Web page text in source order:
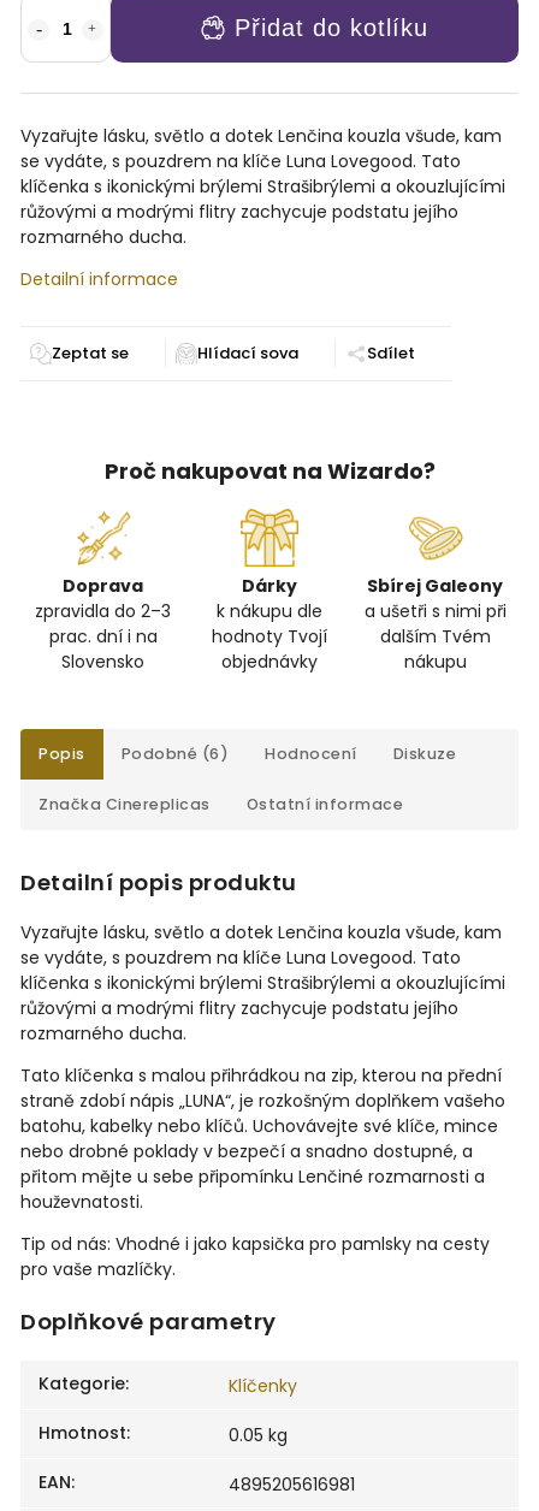
Přidat do kotlíku
Vyzařujte lásku, světlo a dotek Lenčina kouzla všude, kam
se vydáte, s pouzdrem na klíče Luna Lovegood. Tato
klíčenka s ikonickými brýlemi Strašibrýlemi a okouzlujícími
růžovými a modrými flitry zachycuje podstatu jejího
rozmarného ducha.
Detailní informace
Zeptat se Sdílet
Proč nakupovat na Wizardo?
Doprava
zpravidla do 2–3
prac. dní i na
Slovensko
Dárky
k nákupu dle
hodnoty Tvojí
objednávky
Sbírej Galeony
a ušetři s nimi při
dalším Tvém
nákupu
Popis Podobné (6) Hodnocení Diskuze
Značka Cinereplicas Ostatní informace
Detailní popis produktu
Vyzařujte lásku, světlo a dotek Lenčina kouzla všude, kam
se vydáte, s pouzdrem na klíče Luna Lovegood. Tato
klíčenka s ikonickými brýlemi Strašibrýlemi a okouzlujícími
růžovými a modrými flitry zachycuje podstatu jejího
rozmarného ducha.
Tato klíčenka s malou přihrádkou na zip, kterou na přední
straně zdobí nápis „LUNA“, je rozkošným doplňkem vašeho
batohu, kabelky nebo klíčů. Uchovávejte své klíče, mince
nebo drobné poklady v bezpečí a snadno dostupné, a
přitom mějte u sebe připomínku Lenčiné rozmarnosti a
houževnatosti.
Tip od nás: Vhodné i jako kapsička pro pamlsky na cesty
pro vaše mazlíčky.
Doplňkové parametry
Kategorie:
Klíčenky
Hmotnost:
0.05 kg
EAN: 4895205616981